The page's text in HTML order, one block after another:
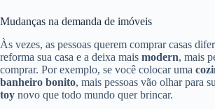
Mudanças na demanda de imóveis
Às vezes, as pessoas querem comprar casas
reforma sua casa e a deixa mais modern, mais
comprar. Por exemplo, se você colocar uma
banheiro bonito, mais pessoas vão olhar para
toy novo que todo mundo quer brincar.